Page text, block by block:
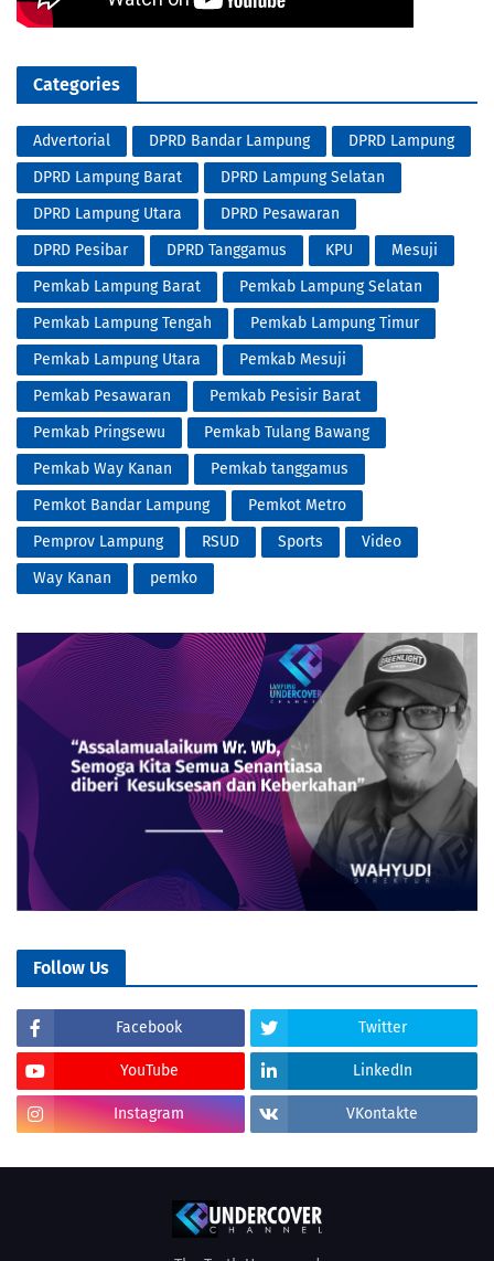
Categories
Advertorial DPRD Bandar Lampung
DPRD Lampung
DPRD Lampung Barat
DPRD Lampung Selatan
DPRD Lampung Utara
DPRD Pesawaran
DPRD Pesibar
DPRD Tanggamus KPU
Mesuji
Pemkab Lampung Barat
Pemkab Lampung Selatan
Pemkab Lampung Tengah
Pemkab Lampung Timur
Pemkab Lampung Utara
Pemkab Mesuji
Pemkab Pesawaran
Pemkab Pesisir Barat
Pemkab Pringsewu
Pemkab Tulang Bawang
Pemkab Way Kanan
Pemkab tanggamus
Pemkot Bandar Lampung
Pemkot Metro
Pemprov Lampung
RSUD Sports
Video
Way Kanan
pemko
Follow Us
Facebook Twitter
YouTube LinkedIn
Instagram VKontakte